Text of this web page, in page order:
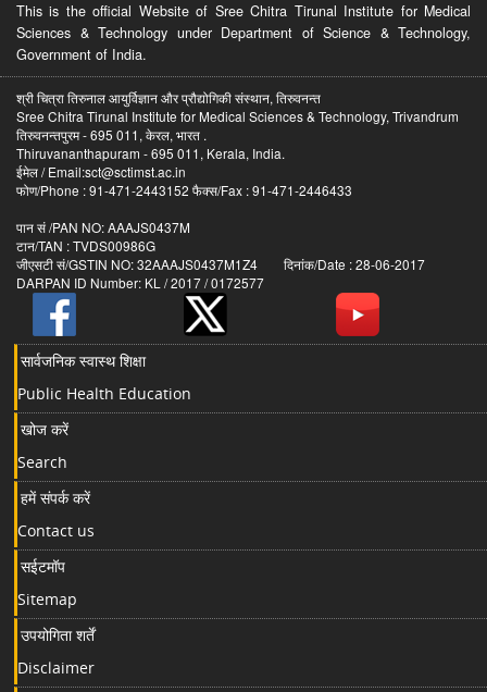
This is the official Website of Sree Chitra Tirunal Institute for Medical
Sciences & Technology under Department of Science & Technology,
Government of India.
श्री चित्रा तिरुनाल आयुर्विज्ञान और प्रौद्योगिकी संस्थान, तिरुवनन्त
Sree Chitra Tirunal Institute for Medical Sciences & Technology, Trivandrum
तिरुवनन्तपुरम - 695 011, केरल, भारत .
Thiruvananthapuram - 695 011, Kerala, India.
ईमेल / Email:sct@sctimst.ac.in
फोण/Phone : 91-471-2443152 फैक्स/Fax : 91-471-2446433
पान सं /PAN NO: AAAJS0437M
टान/TAN : TVDS00986G
जीएसटी सं/GSTIN NO: 32AAAJS0437M1Z4 दिनांक/Date : 28-06-2017
DARPAN ID Number: KL / 2017 / 0172577
सार्वजनिक स्वास्थ शिक्षा
Public Health Education
खोज करें
Search
हमें संपर्क करें
Contact us
सईटमॉप
Sitemap
उपयोगिता शर्तें
Disclaimer